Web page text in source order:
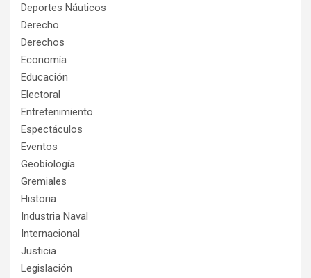
Deportes Náuticos
Derecho
Derechos
Economía
Educación
Electoral
Entretenimiento
Espectáculos
Eventos
Geobiología
Gremiales
Historia
Industria Naval
Internacional
Justicia
Legislación